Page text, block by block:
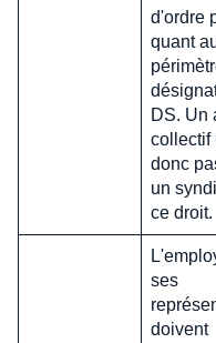
d'ordre
quant
DS. Un
collectif
donc
un
ce droit.
ses
doivent